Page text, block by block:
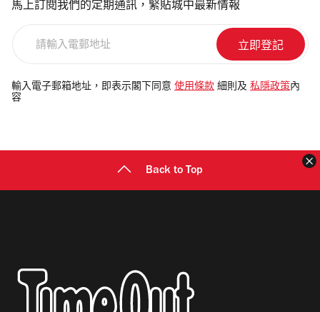
馬上訂閱我們的定期通訊，緊貼城中最新情報
電
郵
輸入電子郵箱地址，即表示閣下同意 使用條款 細則及 私隱政策 內
容
Back to Top